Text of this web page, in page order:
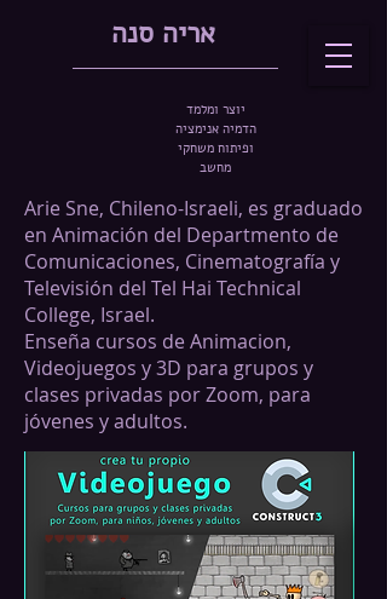
אריה סנה
יוצר ומלמד
הדמיה אנימציה
ופיתוח משחקי
מחשב
Arie Sne, Chileno-Israeli, es graduado
en Animación del Departmento de
Comunicaciones, Cinematografía y
Televisión del Tel Hai Technical
College, Israel.
Enseña cursos de Animacion,
Videojuegos y 3D para grupos y
clases privadas por Zoom, para
jóvenes y adultos.